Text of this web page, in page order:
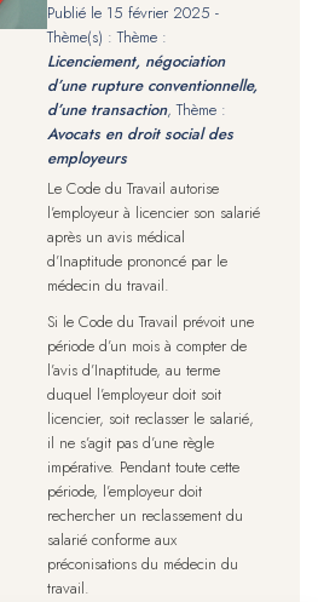
Publié le 15 février 2025 -
Thème(s) : Thème :
Licenciement, négociation
d’une rupture conventionnelle,
d’une transaction, Thème :
Avocats en droit social des
employeurs
Le Code du Travail autorise
l’employeur à licencier son salarié
après un avis médical
d’Inaptitude prononcé par le
médecin du travail.
Si le Code du Travail prévoit une
période d’un mois à compter de
l’avis d’Inaptitude, au terme
duquel l’employeur doit soit
licencier, soit reclasser le salarié,
il ne s’agit pas d’une règle
impérative. Pendant toute cette
période, l’employeur doit
rechercher un reclassement du
salarié conforme aux
préconisations du médecin du
travail.